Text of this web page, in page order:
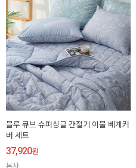
블루 큐브 슈퍼싱글 간절기 이불 베게커
버 세트
37,920원
본사